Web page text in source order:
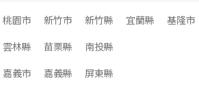
桃園市 新竹市 新竹縣 宜蘭縣 基隆市
雲林縣 苗栗縣 南投縣
嘉義市 嘉義縣 屏東縣
類型：商用類 / 廠房 / 工廠
社群房仲